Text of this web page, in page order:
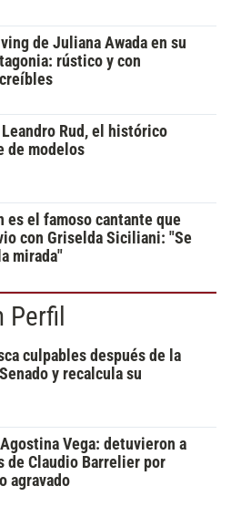
de Juliana Awada en su
rústico y con
Rud, el histórico
de modelos
es el famoso cantante que
con Griselda Siciliani: "Se
mirada"
Perfil
culpables después de la
y recalcula su
Vega: detuvieron a
de Claudio Barrelier por
agravado